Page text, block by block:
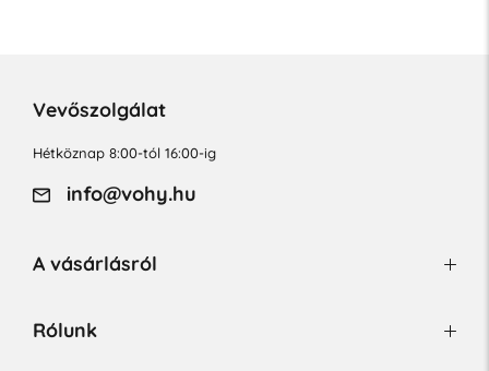
Vevőszolgálat
Hétköznap 8:00-tól 16:00-ig
info@vohy.hu
A vásárlásról
Rólunk